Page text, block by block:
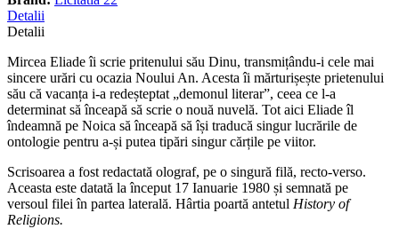
Detalii
Detalii
Mircea Eliade îi scrie pritenului său Dinu, transmițându-i cele mai
sincere urări cu ocazia Noului An. Acesta îi mărturișește prietenului
său că vacanța i-a redeșteptat „demonul literar”, ceea ce l-a
determinat să înceapă să scrie o nouă nuvelă. Tot aici Eliade îl
îndeamnă pe Noica să înceapă să își traducă singur lucrările de
ontologie pentru a-și putea tipări singur cărțile pe viitor.
Scrisoarea a fost redactată olograf, pe o singură filă, recto-verso.
Aceasta este datată la început 17 Ianuarie 1980 și semnată pe
versoul filei în partea laterală. Hârtia poartă antetul History of
Religions.